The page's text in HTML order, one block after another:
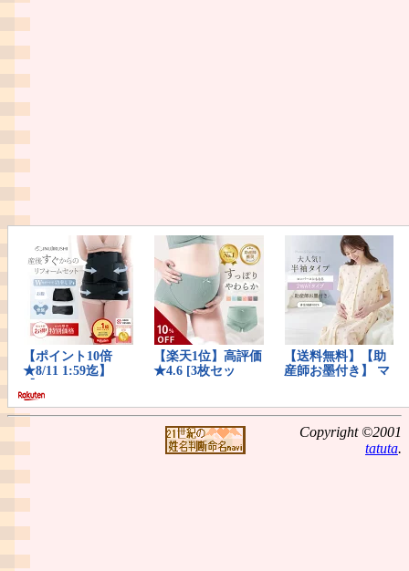
Copyright ©2001
tatuta.